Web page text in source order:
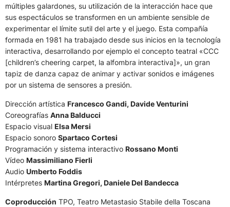
múltiples galardones, su utilización de la interacción hace que
sus espectáculos se transformen en un ambiente sensible de
experimentar el límite sutil del arte y el juego. Esta compañía
formada en 1981 ha trabajado desde sus inicios en la tecnología
interactiva, desarrollando por ejemplo el concepto teatral «CCC
[children’s cheering carpet, la alfombra interactiva]», un gran
tapiz de danza capaz de animar y activar sonidos e imágenes
por un sistema de sensores a presión.
Dirección artística Francesco Gandi, Davide Venturini
Coreografías Anna Balducci
Espacio visual Elsa Mersi
Espacio sonoro Spartaco Cortesi
Programación y sistema interactivo Rossano Monti
Vídeo Massimiliano Fierli
Audio Umberto Foddis
Intérpretes Martina Gregori, Daniele Del Bandecca
Coproducción TPO, Teatro Metastasio Stabile della Toscana